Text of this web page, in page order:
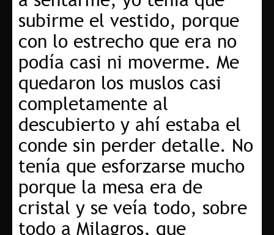
subirme el vestido, porque
con lo estrecho que era no
podía casi ni moverme. Me
quedaron los muslos casi
completamente al
descubierto y ahí estaba el
conde sin perder detalle. No
tenía que esforzarse mucho
porque la mesa era de
cristal y se veía todo, sobre
todo a Milagros, que